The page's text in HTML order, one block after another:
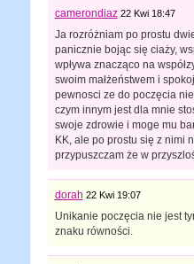
camerondiaz 22 Kwi 18:47
Ja rozróżniam po prostu
panicznie bojąc się ciaży,
wpływa znacząco na
swoim małżeństwem i
pewnosci ze do poczęcia
czym innym jest dla mnie
swoje zdrowie i moge mu
KK, ale po prostu się z nimi
przypuszczam że w
dorah 22 Kwi 19:07
Unikanie poczęcia nie jest
znaku równości.